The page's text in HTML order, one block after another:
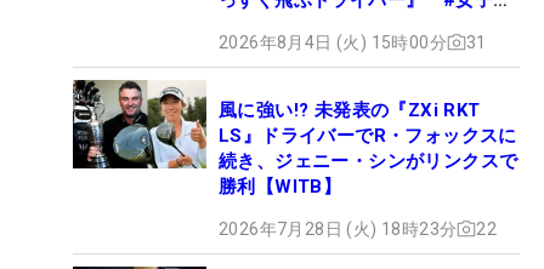
2026年8月4日 (火) 15時00分 31
風に強い!? 未発表の『ZXi RKT
LS』ドライバーでR・フォックスに
続き、ジェニー・シンがリンクスで
勝利【WITB】
2026年7月28日 (火) 18時23分 22